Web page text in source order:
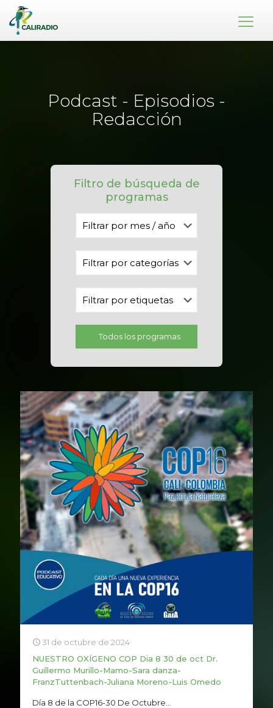
Podcast - Episodios -
Redacción
Filtro de búsqueda de
programas
Todos los programas
31 de octubre de 2024
NUESTRO OXÍGENO COP Dia 8 30 de oct Dr.
Guillermo Murillo-Mamo-Sara danza-
FranzTuttenbach-Juliana Moreno-Luis Omedo
Día 8 de la COP16-30 De Octubre...